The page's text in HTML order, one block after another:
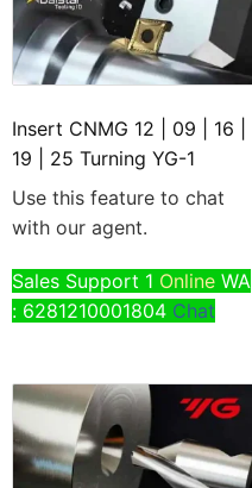
Insert CNMG 12 | 09 | 16 |
19 | 25 Turning YG-1
Use this feature to chat
with our agent.
Sales Support 1 Online WA
: 6281210001804 Chat